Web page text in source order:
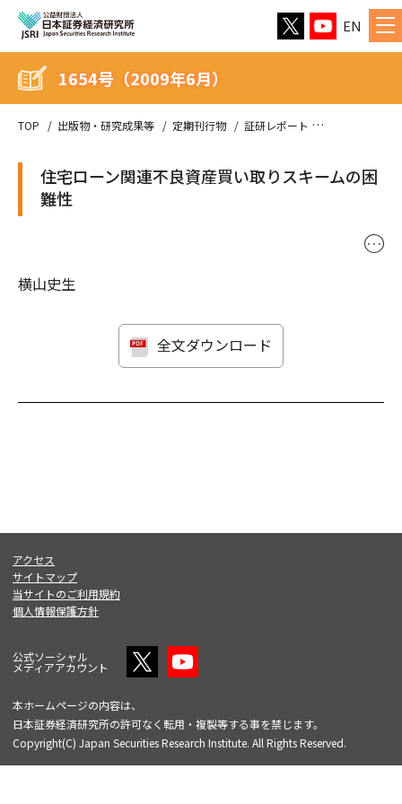
EN
TOP 出版物・研究成果等 定期刊行物 証研レポート
1654号（2009年6月）
住宅ローン関連不良資産買い取りスキームの困
難性
･･･
横山史生
全文ダウンロード
アクセス
サイトマップ
当サイトのご利用規約
個人情報保護方針
公式ソーシャル
メディアアカウント
本ホームページの内容は、
日本証券経済研究所の許可なく転用・複製等する事を禁じます。
Copyright(C) Japan Securities Research Institute. All Rights Reserved.